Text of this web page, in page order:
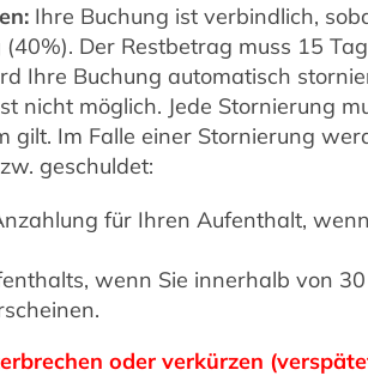
Ihre Buchung ist verbindlich,
Der Restbetrag muss 15
Ihre Buchung automatisch
nicht möglich. Jede Stornierung
gilt. Im Falle einer Stornierung
geschuldet:
für Ihren Aufenthalt,
wenn Sie innerhalb von
oder verkürzen